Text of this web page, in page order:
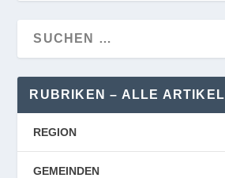
RUBRIKEN – ALLE ARTIKEL
REGION
GEMEINDEN